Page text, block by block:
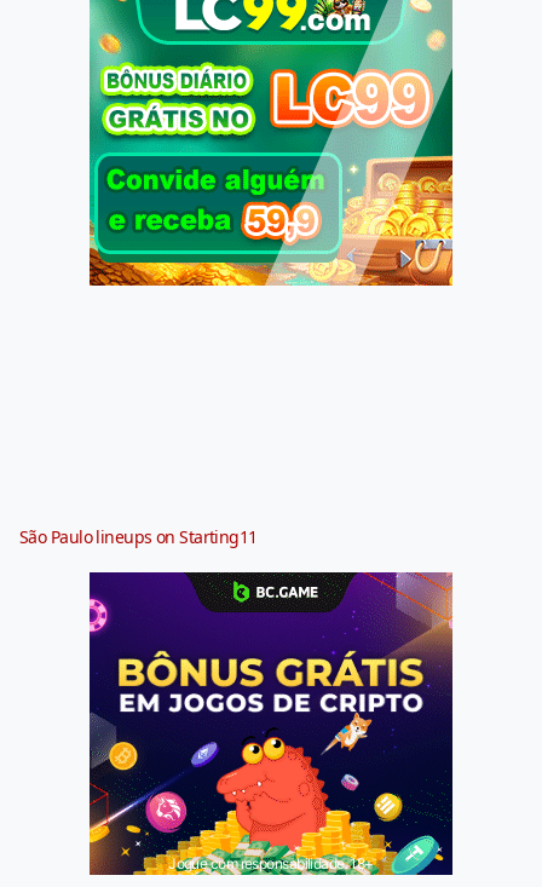
São Paulo lineups on Starting11
Jogue com responsabilidade. 18+